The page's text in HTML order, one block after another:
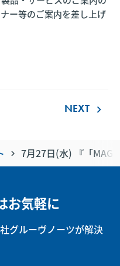
ー等のご案内を差し上げ
NEXT keyboard_arrow_right
keyboard_arrow_right 7月27日(水) 『「
お気軽に
グルーヴノーツが解決